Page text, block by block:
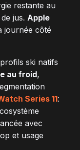
restante au
jus. Apple
journée côté
ski natifs
au froid,
Series 11:
avec
et usage